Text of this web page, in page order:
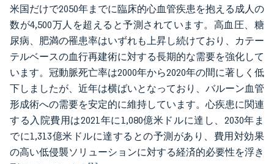
米国だけで2050年までに臨床的心血管疾患を抱える成人の
数が4,500万人を超えると予測されています。高血圧、糖
尿病、肥満の罹患率はいずれも上昇し続けており、カテー
テルベースの血行再建術に対する長期的な需要を強化して
います。冠動脈死亡率は2000年から2020年の間に著しく低
下しましたが、近年は横ばいとなっており、バルーン血管
形成術への需要を安定的に維持しています。心疾患に関連
する入院費用は2021年に1,080億米ドルに達し、2030年ま
でに1,313億米ドルに達するとの予測があり、費用対効果
の高い低侵襲ソリューションに対する経済的必要性を浮き